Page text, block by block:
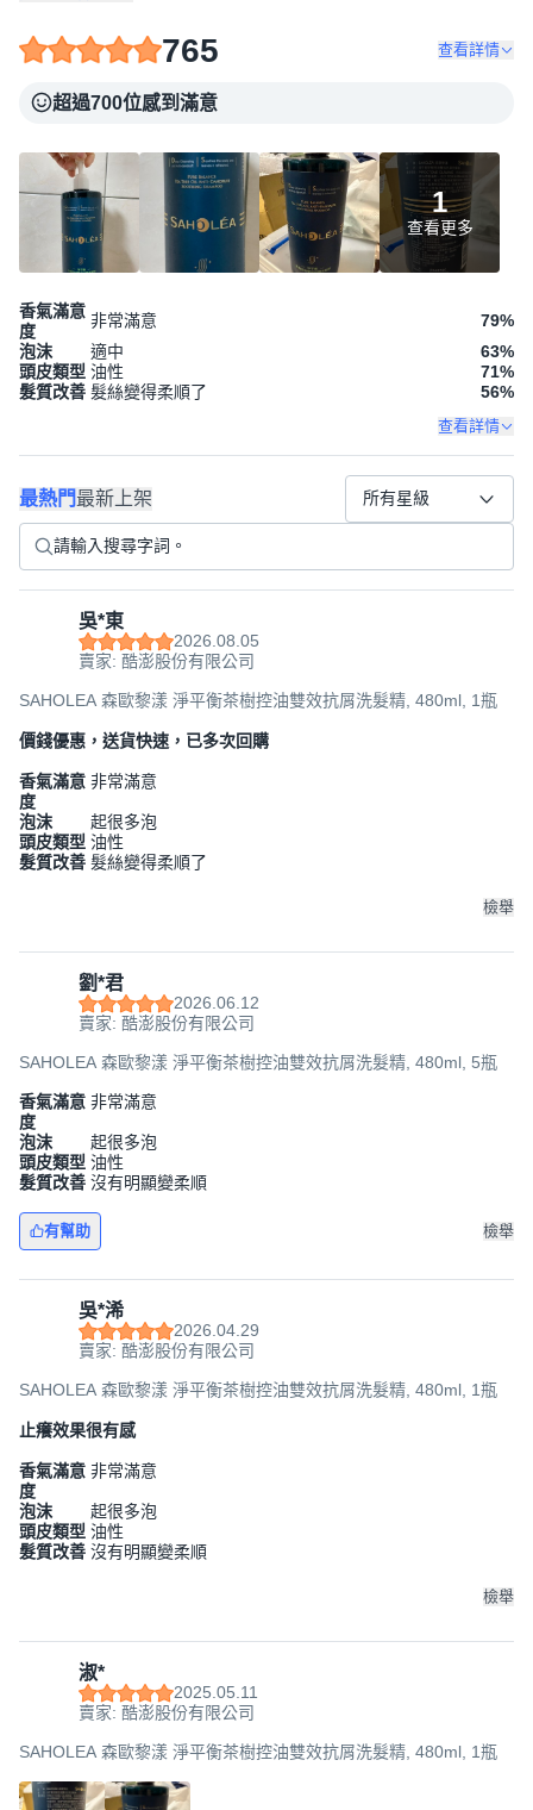
765 查看詳情
超過700位感到滿意
1
查看更多
香氣滿意
度
非常滿意 79%
泡沫
適中 63%
頭皮類型 油性 71%
髮質改善 髮絲變得柔順了 56%
查看詳情
最熱門最新上架 所有星級
吳*東
2026.08.05
賣家: 酷澎股份有限公司
SAHOLEA 森歐黎漾 淨平衡茶樹控油雙效抗屑洗髮精, 480ml, 1瓶
價錢優惠，送貨快速，已多次回購
香氣滿意
度
非常滿意
泡沫
起很多泡
頭皮類型 油性
髮質改善 髮絲變得柔順了
檢舉
劉*君
2026.06.12
賣家: 酷澎股份有限公司
SAHOLEA 森歐黎漾 淨平衡茶樹控油雙效抗屑洗髮精, 480ml, 5瓶
香氣滿意
度
非常滿意
泡沫
起很多泡
頭皮類型 油性
髮質改善 沒有明顯變柔順
有幫助 檢舉
吳*浠
2026.04.29
賣家: 酷澎股份有限公司
SAHOLEA 森歐黎漾 淨平衡茶樹控油雙效抗屑洗髮精, 480ml, 1瓶
止癢效果很有感
香氣滿意
度
非常滿意
泡沫
起很多泡
頭皮類型 油性
髮質改善 沒有明顯變柔順
檢舉
淑*
2025.05.11
賣家: 酷澎股份有限公司
SAHOLEA 森歐黎漾 淨平衡茶樹控油雙效抗屑洗髮精, 480ml, 1瓶